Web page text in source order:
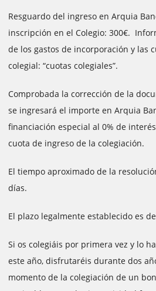
Resguardo del ingreso en Arquia
inscripción en el Colegio: 300€.
de los gastos de incorporación y las
colegial: “cuotas colegiales”.
Comprobada la corrección de la
se ingresará el importe en Arquia
financiación especial al 0% de
cuota de ingreso de la colegiación.
El tiempo aproximado de la
días.
El plazo legalmente establecido es
Si os colegiáis por primera vez y lo
este año, disfrutaréis durante dos
momento de la colegiación de un